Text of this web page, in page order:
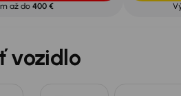
až do 400 €
vozidlo